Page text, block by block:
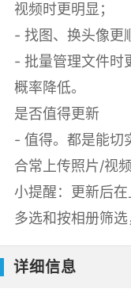
视频时更明显；
- 找图、换头像更
- 批量管理文件时
概率降低。
是否值得更新
- 值得。都是能切
合常上传照片/视
小提醒：更新后
多选和按相册筛选
详细信息